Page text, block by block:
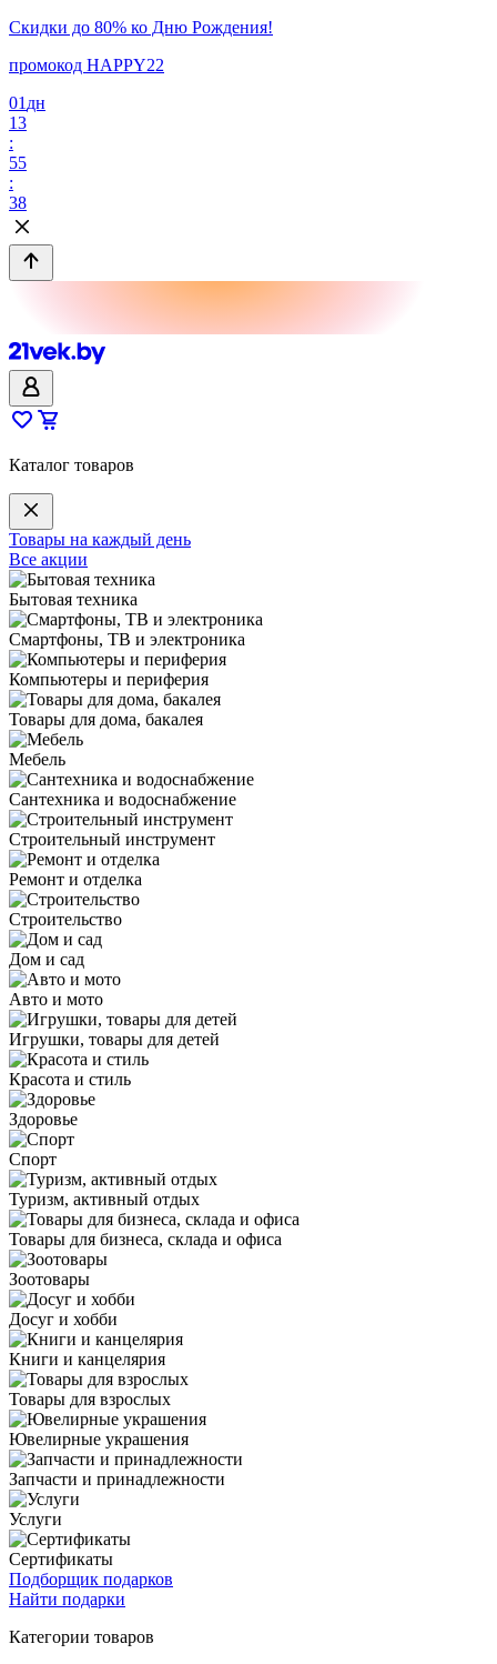
Скидки до 80% ко Дню Рождения!
промокод HAPPY22
01 дн
13
:
55
:
38
Каталог товаров
Товары на каждый день
Все акции
Бытовая техника
Смартфоны, ТВ и электроника
Компьютеры и периферия
Товары для дома, бакалея
Мебель
Сантехника и водоснабжение
Строительный инструмент
Ремонт и отделка
Строительство
Дом и сад
Авто и мото
Игрушки, товары для детей
Красота и стиль
Здоровье
Спорт
Туризм, активный отдых
Товары для бизнеса, склада и офиса
Зоотовары
Досуг и хобби
Книги и канцелярия
Товары для взрослых
Ювелирные украшения
Запчасти и принадлежности
Услуги
Сертификаты
Подборщик подарков
Найти подарки
Категории товаров